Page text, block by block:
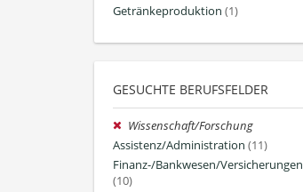
Getränkeproduktion (1)
GESUCHTE BERUFSFELDER
Wissenschaft/Forschung
Assistenz/Administration (11)
Finanz-/Bankwesen/Versicherungen
(10)